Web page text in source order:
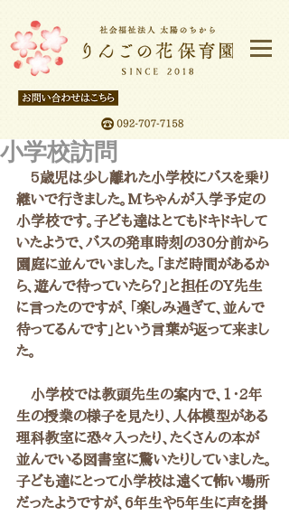
小学校訪問
5歳児は少し離れた小学校にバスを乗り
継いで行きました。Mちゃんが入学予定の
小学校です。子ども達はとてもドキドキして
いたようで、バスの発車時刻の30分前から
園庭に並んでいました。「まだ時間があるか
ら、遊んで待っていたら？」と担任のY先生
に言ったのですが、「楽しみ過ぎて、並んで
待ってるんです」という言葉が返って来まし
た。
小学校では教頭先生の案内で、1・2年
生の授業の様子を見たり、人体模型がある
理科教室に恐々入ったり、たくさんの本が
並んでいる図書室に驚いたりしていました。
子ども達にとって小学校は遠くて怖い場所
だったようですが、6年生や5年生に声を掛